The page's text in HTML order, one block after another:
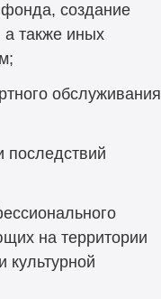
создание
а также иных
обслуживания
последствий
на территории
культурной